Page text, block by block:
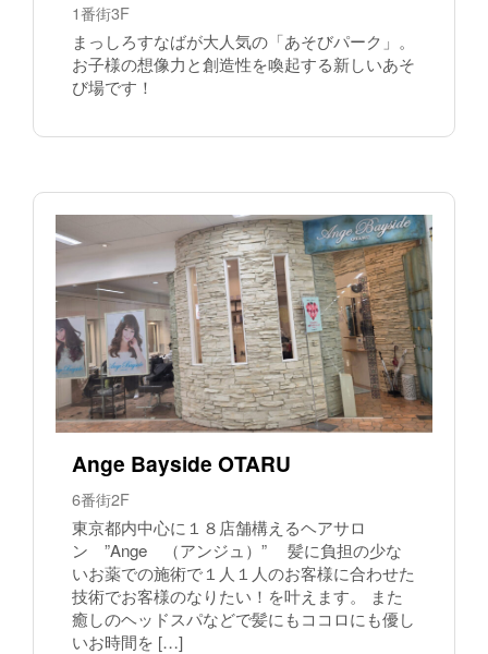
1番街3F
まっしろすなばが大人気の「あそびパーク」。
お子様の想像力と創造性を喚起する新しいあそ
び場です！
Ange Bayside OTARU
6番街2F
東京都内中心に１８店舗構えるヘアサロ
ン ”Ange （アンジュ）” 髪に負担の少な
いお薬での施術で１人１人のお客様に合わせた
技術でお客様のなりたい！を叶えます。 また
癒しのヘッドスパなどで髪にもココロにも優し
いお時間を […]